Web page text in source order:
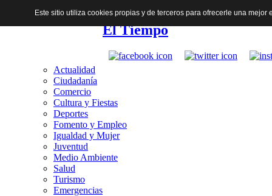
El Tiempo
Actualidad
Ciudadanía
Comercio
Cultura y Fiestas
Deportes
Fomento y Empleo
Igualdad y Mujer
Juventud
Medio Ambiente
Salud
Turismo
Emergencias
Este sitio utiliza cookies propias y de terceros para ofrecerle una